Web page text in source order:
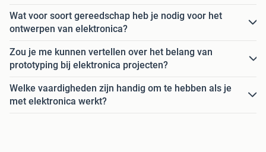
Wat voor soort gereedschap heb je nodig voor het
ontwerpen van elektronica?
Zou je me kunnen vertellen over het belang van
prototyping bij elektronica projecten?
Welke vaardigheden zijn handig om te hebben als je
met elektronica werkt?